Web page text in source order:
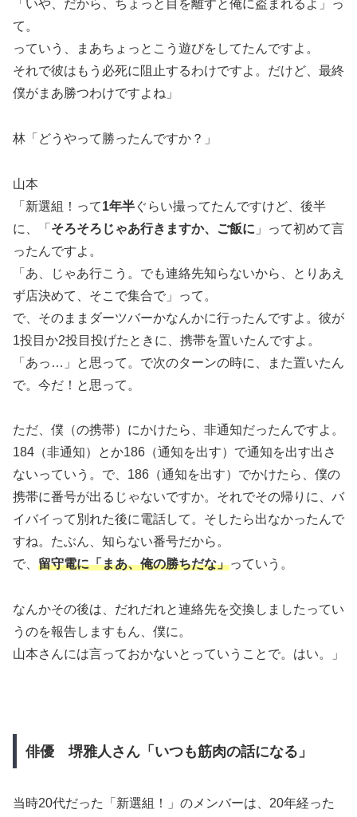
「いや、だから、ちょっと目を離すと俺に盗まれるよ」っ
て。
っていう、まあちょっとこう遊びをしてたんですよ。
それで彼はもう必死に阻止するわけですよ。だけど、最終
僕がまあ勝つわけですよね」
林「どうやって勝ったんですか？」
山本
「新選組！って1年半ぐらい撮ってたんですけど、後半
に、「 そろそろじゃあ行きますか、ご飯に 」って初めて言
ったんですよ。
「あ、じゃあ行こう。でも連絡先知らないから、とりあえ
ず店決めて、そこで集合で」って。
で、そのままダーツバーかなんかに行ったんですよ。彼が
1投目か2投目投げたときに、携帯を置いたんですよ。
「あっ…」と思って。で次のターンの時に、また置いたん
で。今だ！と思って。
ただ、僕（の携帯）にかけたら、非通知だったんですよ。
184（非通知）とか186（通知を出す）で通知を出す出さ
ないっていう。で、186（通知を出す）でかけたら、僕の
携帯に番号が出るじゃないですか。それでその帰りに、バ
イバイって別れた後に電話して。そしたら出なかったんで
すね。たぶん、知らない番号だから。
で、 留守電に「まあ、俺の勝ちだな」っていう。
なんかその後は、だれだれと連絡先を交換しましたってい
うのを報告しますもん、僕に。
山本さんには言っておかないとっていうことで。はい。」
俳優 堺雅人さん「いつも筋肉の話になる」
当時20代だった「新選組！」のメンバーは、20年経った